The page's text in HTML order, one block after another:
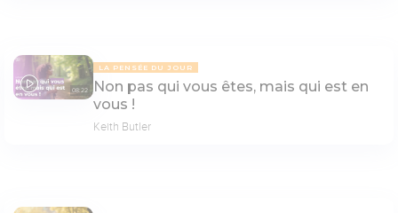
08:22
LA PENSÉE DU JOUR
Non pas qui vous êtes, mais qui est en
vous !
Keith Butler